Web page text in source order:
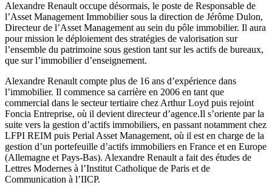
Alexandre Renault occupe désormais, le poste de Responsable de
l’Asset Management Immobilier sous la direction de Jérôme Dulon,
Directeur de l’Asset Management au sein du pôle immobilier. Il aura
pour mission le déploiement des stratégies de valorisation sur
l’ensemble du patrimoine sous gestion tant sur les actifs de bureaux,
que sur l’immobilier d’enseignement.
Alexandre Renault compte plus de 16 ans d’expérience dans
l’immobilier. Il commence sa carrière en 2006 en tant que
commercial dans le secteur tertiaire chez Arthur Loyd puis rejoint
Foncia Entreprise, où il devient directeur d’agence.Il s’oriente par la
suite vers la gestion d’actifs immobiliers, en passant notamment chez
LFPI REIM puis Perial Asset Management, où il est en charge de la
gestion d’un portefeuille d’actifs immobiliers en France et en Europe
(Allemagne et Pays-Bas). Alexandre Renault a fait des études de
Lettres Modernes à l’Institut Catholique de Paris et de
Communication à l’IICP.